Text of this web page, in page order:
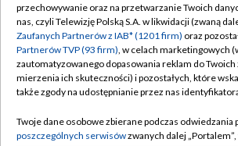
Abonament TVP
Emisja w TVP
Centrum informacji TVP
Naziemna Telewizja Cyfrowa
Rada Programowa
Regulamin TVP
Polityka prywatności
Moje zgody
Pomoc
Kontakt
przechowywanie oraz na przetwarzanie Twoich
nas, czyli Telewizję Polską S.A. w likwidacji (zwaną
Zaufanych Partnerów z IAB* (1201 firm) oraz
Partnerów TVP (93 firm), w celach marketingowych
zautomatyzowanego dopasowania reklam do
mierzenia ich skuteczności) i pozostałych, które
także zgody na udostępnianie przez nas
Twoje dane osobowe zbierane podczas odwiedzania
poszczególnych serwisówzwanych dalej